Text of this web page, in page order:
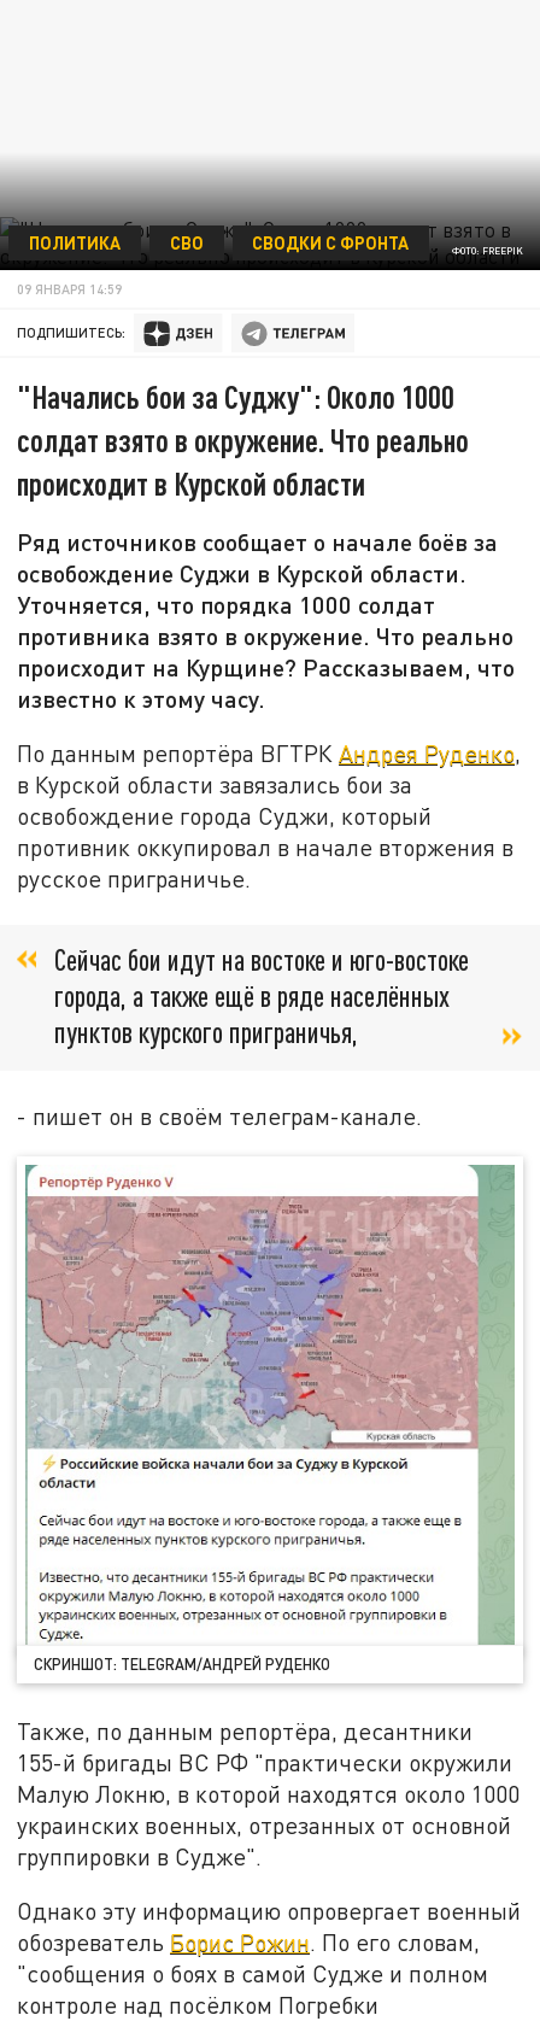
ФОТО: FREEPIK
ПОЛИТИКА СВО СВОДКИ С ФРОНТА
09 ЯНВАРЯ 14:59
ПОДПИШИТЕСЬ:
"Начались бои за Суджу": Около 1000
солдат взято в окружение. Что реально
происходит в Курской области
Ряд источников сообщает о начале боёв за
освобождение Суджи в Курской области.
Уточняется, что порядка 1000 солдат
противника взято в окружение. Что реально
происходит на Курщине? Рассказываем, что
известно к этому часу.
По данным репортёра ВГТРКАндрея Руденко,
в Курской области завязались бои за
освобождение города Суджи, который
противник оккупировал в начале вторжения в
русское приграничье.
Сейчас бои идут на востоке и юго-востоке
города, а также ещё в ряде населённых
пунктов курского приграничья,
- пишет он в своём телеграм-канале.
СКРИНШОТ: TELEGRAM/АНДРЕЙ РУДЕНКО
Также, по данным репортёра, десантники
155-й бригады ВС РФ "практически окружили
Малую Локню, в которой находятся около 1000
украинских военных, отрезанных от основной
группировки в Судже".
Однако эту информацию опровергает военный
обозреватель Борис Рожин. По его словам,
"сообщения о боях в самой Судже и полном
контроле над посёлком Погребки